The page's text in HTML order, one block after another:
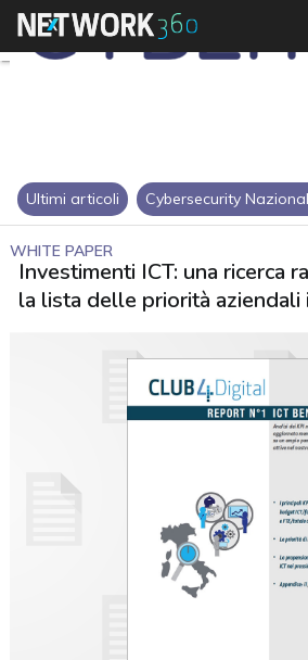
Ultimi articoli Cybersecurity
WHITE PAPER
Investimenti ICT: una ricerca
la lista delle priorità aziendali